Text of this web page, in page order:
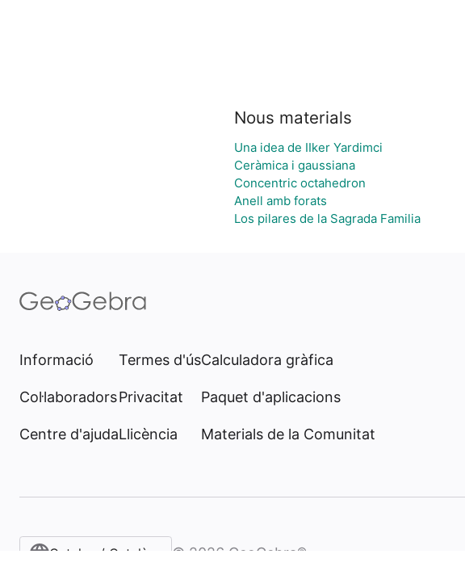
Nous materials
Una idea de IIker Yardimci
Ceràmica i gaussiana
Concentric octahedron
Anell amb forats
Los pilares de la Sagrada Familia
Informació
Col·laboradors
Centre d'ajuda
Termes d'ús
Privacitat
Llicència
Calculadora gràfica
Paquet d'aplicacions
Materials de la Comunitat
Catalan / Català © 2026 GeoGebra®